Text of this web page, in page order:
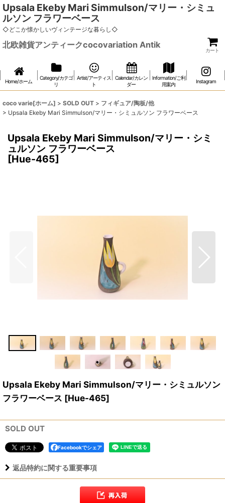
Upsala Ekeby Mari Simmulson/マリー・シミュ
ルソン フラワーベース
◇どこか懐かしいヴィンテージな暮らし◇
北欧雑貨アンティークcocovariation Antik
カート
Home/ホーム
Category/カテゴ
リ
Artist/アーティス
ト
Calendar/カレン
ダー
Information/ご利
用案内
Instagram
coco varie[ホーム] > SOLD OUT > フィギュア/陶板/他
> Upsala Ekeby Mari Simmulson/マリー・シミュルソン フラワーベース
Upsala Ekeby Mari Simmulson/マリー・シミ
ュルソン フラワーベース
[Hue-465]
Upsala Ekeby Mari Simmulson/マリー・シミュルソン
フラワーベース [Hue-465]
SOLD OUT
Facebookでシェア
返品特約に関する重要事項